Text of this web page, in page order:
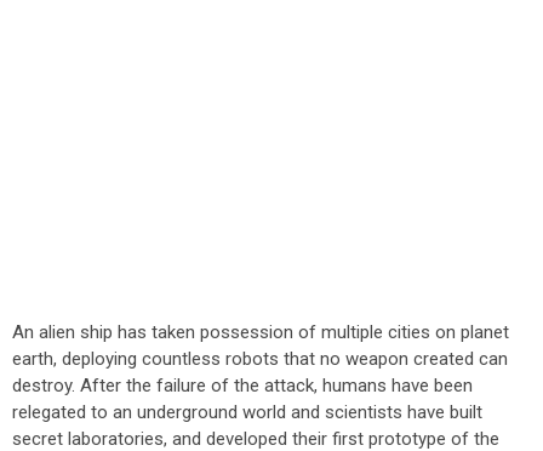
An alien ship has taken possession of multiple cities on planet
earth, deploying countless robots that no weapon created can
destroy. After the failure of the attack, humans have been
relegated to an underground world and scientists have built
secret laboratories, and developed their first prototype of the